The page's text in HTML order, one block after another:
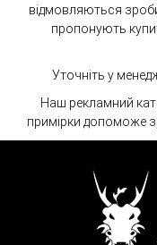
відмовляються
пропонують
Уточніть у
Наш рекламний
примірки допоможе